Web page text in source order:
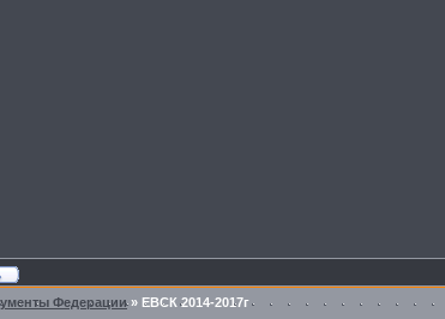
Федерации» ЕВСК 2014-2017г